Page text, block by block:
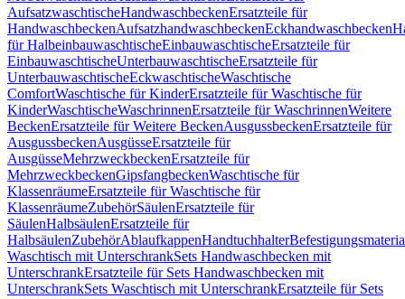
AufsatzwaschtischeHandwaschbeckenErsatzteile für
HandwaschbeckenAufsatzhandwaschbeckenEckhandwaschbecken
für HalbeinbauwaschtischeEinbauwaschtischeErsatzteile für
EinbauwaschtischeUnterbauwaschtischeErsatzteile für
UnterbauwaschtischeEckwaschtischeWaschtische
ComfortWaschtische für KinderErsatzteile für Waschtische für
KinderWaschtischeWaschrinnenErsatzteile für WaschrinnenWeitere
BeckenErsatzteile für Weitere BeckenAusgussbeckenErsatzteile für
AusgussbeckenAusgüsseErsatzteile für
AusgüsseMehrzweckbeckenErsatzteile für
MehrzweckbeckenGipsfangbeckenWaschtische für
KlassenräumeErsatzteile für Waschtische für
KlassenräumeZubehörSäulenErsatzteile für
SäulenHalbsäulenErsatzteile für
HalbsäulenZubehörAblaufkappenHandtuchhalter
Waschtisch mit UnterschrankSets Handwaschbecken mit
UnterschrankErsatzteile für Sets Handwaschbecken mit
UnterschrankSets Waschtisch mit UnterschrankErsatzteile für Sets